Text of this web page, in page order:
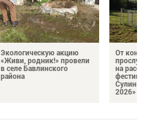
Экологическую акцию
«Живи, родник!» провели
в селе Бавлинского
района
От
на
2026»